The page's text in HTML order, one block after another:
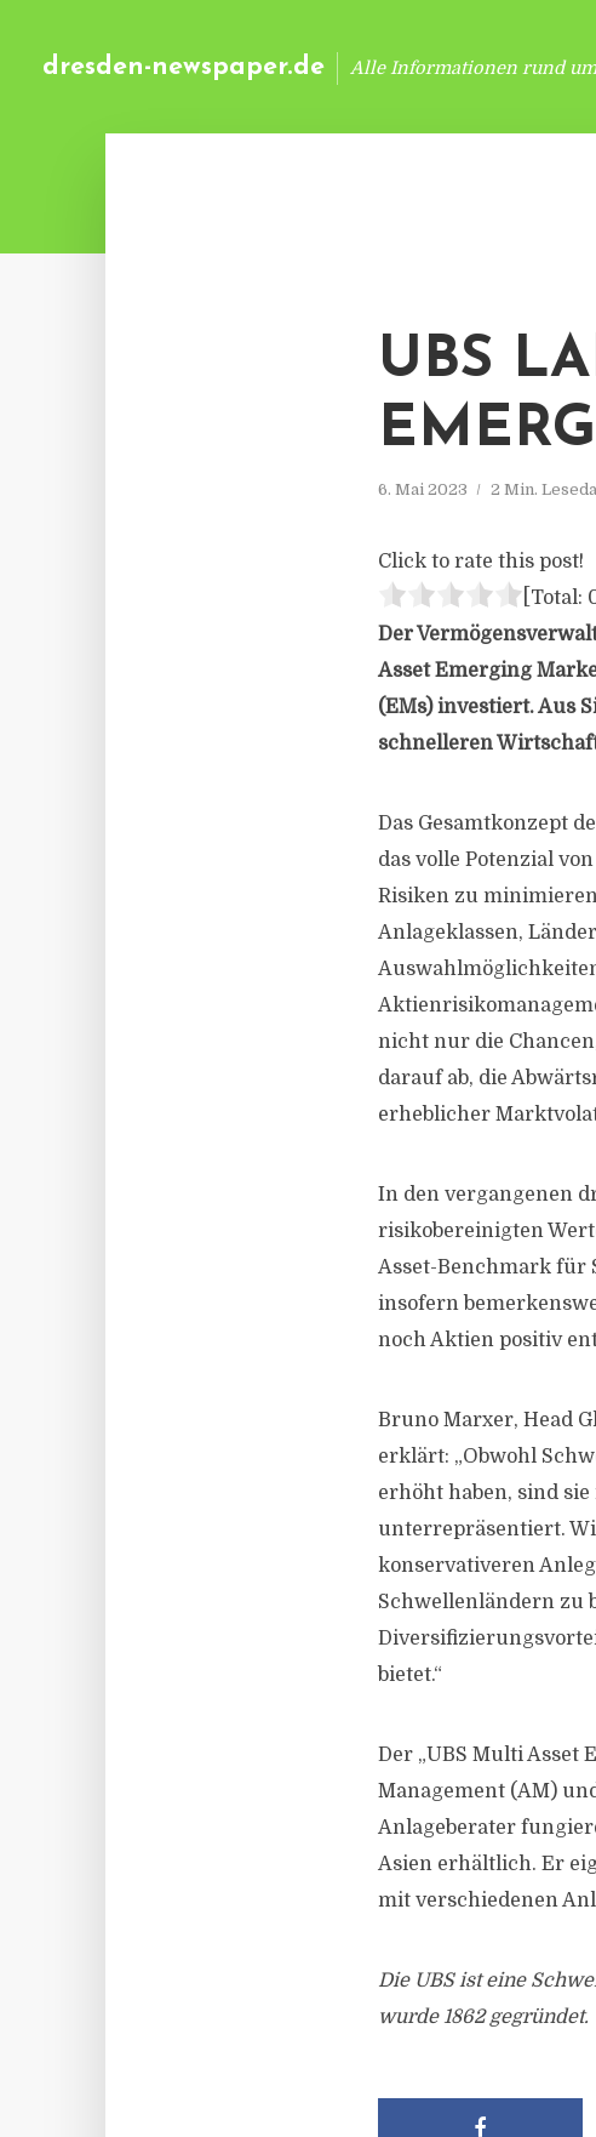
dresden-newspaper.de Alle Informationen rund
UBS
6. Mai 2023 2 Min.
Click to rate this post!
[Total:
Der
Asset Emerging
(EMs) investiert. Aus
schnelleren
Das Gesamtkonzept
das volle Potenzial
Risiken zu
Anlageklassen,
nicht nur die
darauf ab, die
erheblicher
In den vergangenen
risikobereinigten
Asset-Benchmark für
insofern
noch Aktien positiv
Bruno Marxer, Head
erklärt: „Obwohl
erhöht haben, sind
unterrepräsentiert.
konservativeren
Schwellenländern zu
bietet.“
Der „UBS Multi Asset
Management (AM)
Anlageberater
Asien erhältlich. Er
mit verschiedenen
Die UBS ist eine
wurde 1862 gegründet.